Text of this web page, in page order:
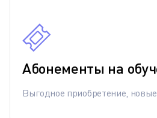
Абонементы на
Выгодное приобретение,